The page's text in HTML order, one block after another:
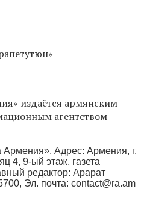
издаётся армянским
агентством
Армения». Адрес: Армения, г.
4, 9-ый этаж, газета
редактор: Арарат
Эл. почта: contact@ra.am